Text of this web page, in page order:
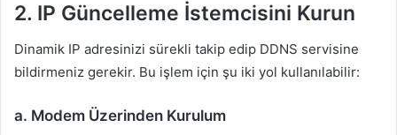
2. IP Güncelleme İstemcisini Kurun
Dinamik IP adresinizi sürekli takip edip DDNS servisine
bildirmeniz gerekir. Bu işlem için şu iki yol kullanılabilir:
a. Modem Üzerinden Kurulum